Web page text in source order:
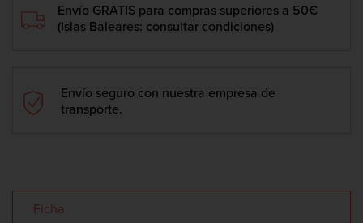
Envío GRATIS para compras superiores a 50€
(Islas Baleares: consultar condiciones)
Envío seguro con nuestra empresa de
transporte.
Ficha